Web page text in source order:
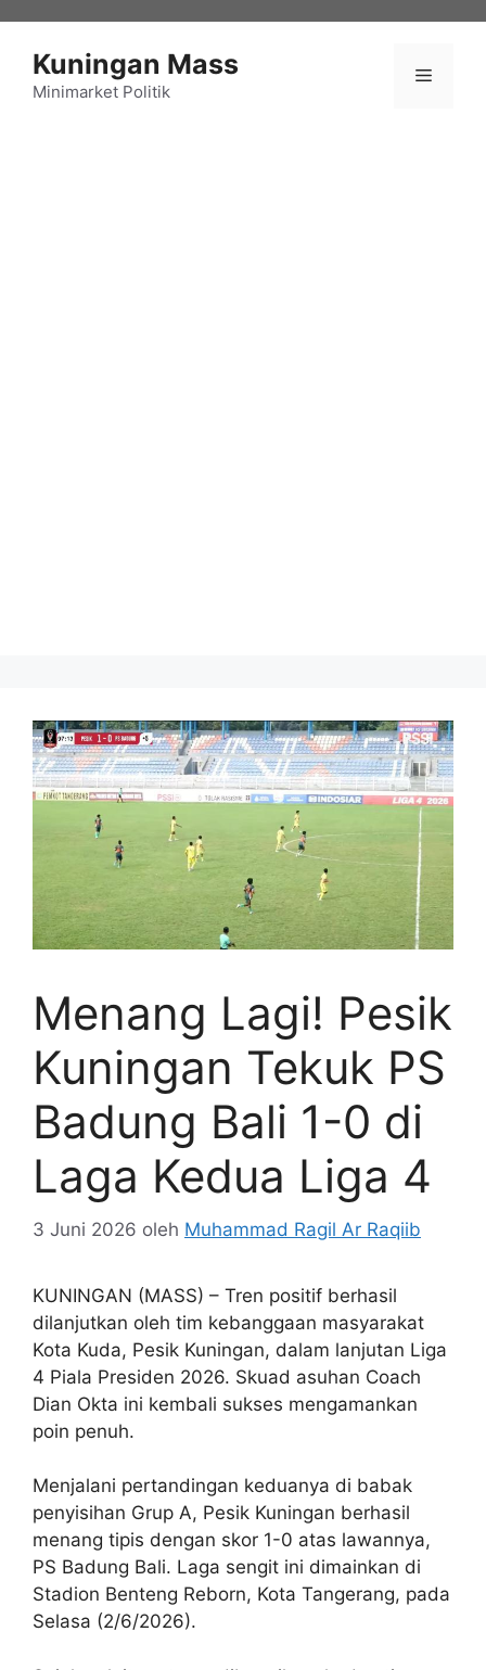
Kuningan Mass
Minimarket Politik
Menu
Menang Lagi! Pesik
Kuningan Tekuk PS
Badung Bali 1-0 di
Laga Kedua Liga 4
3 Juni 2026 oleh Muhammad Ragil Ar Raqiib
KUNINGAN (MASS) – Tren positif berhasil
dilanjutkan oleh tim kebanggaan masyarakat
Kota Kuda, Pesik Kuningan, dalam lanjutan Liga
4 Piala Presiden 2026. Skuad asuhan Coach
Dian Okta ini kembali sukses mengamankan
poin penuh.
Menjalani pertandingan keduanya di babak
penyisihan Grup A, Pesik Kuningan berhasil
menang tipis dengan skor 1-0 atas lawannya,
PS Badung Bali. Laga sengit ini dimainkan di
Stadion Benteng Reborn, Kota Tangerang, pada
Selasa (2/6/2026).